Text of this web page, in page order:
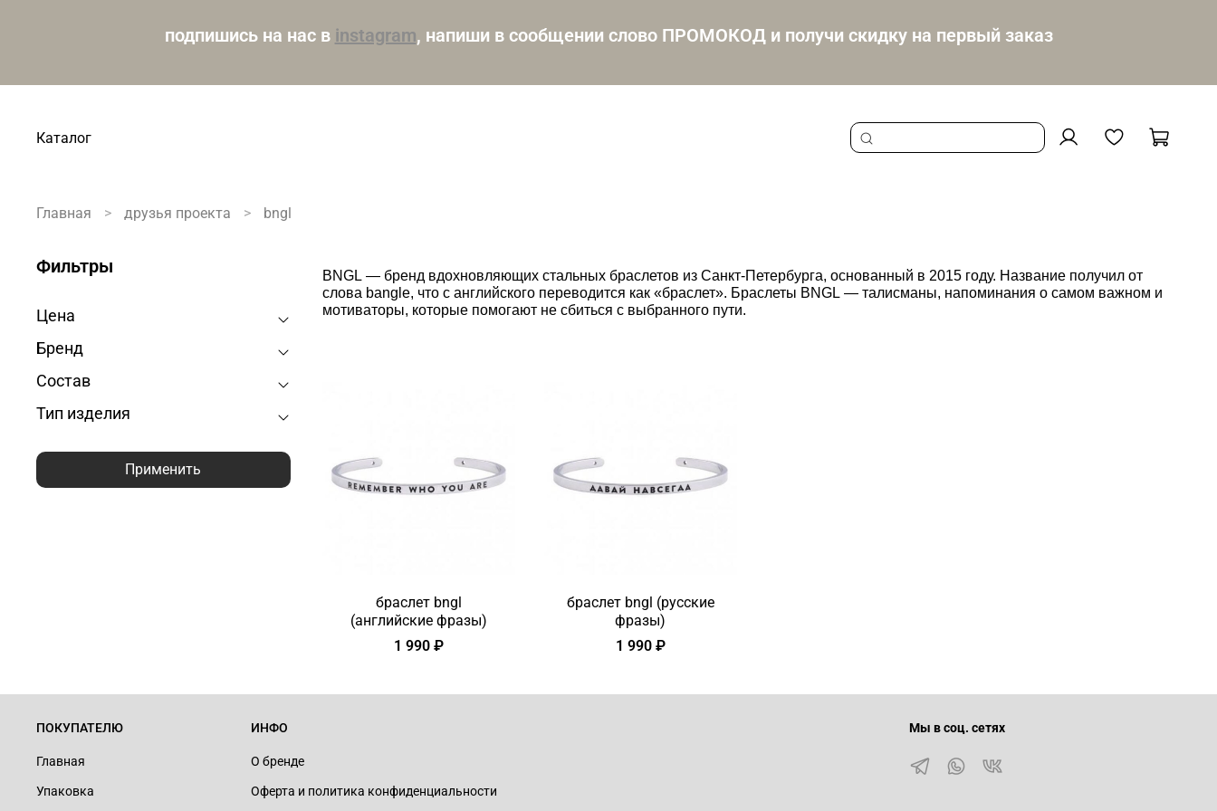
подпишись на нас в instagram, напиши в сообщении слово ПРОМОКОД и получи скидку на первый заказ
Каталог
Главная друзья проекта bngl
BNGL — бренд вдохновляющих стальных браслетов из Санкт-Петербурга, основанный в 2015 году. Название получил от
слова bangle, что с английского переводится как «браслет». Браслеты BNGL — талисманы, напоминания о самом важном и
мотиваторы, которые помогают не сбиться с выбранного пути.
браслет bngl
(английские фразы)
1 990 ₽
браслет bngl (русские
фразы)
1 990 ₽
Фильтры
Цена
Бренд
Состав
Тип изделия
Применить
ПОКУПАТЕЛЮ
Главная
Упаковка
ИНФО
О бренде
Оферта и политика конфиденциальности
Мы в соц. сетях